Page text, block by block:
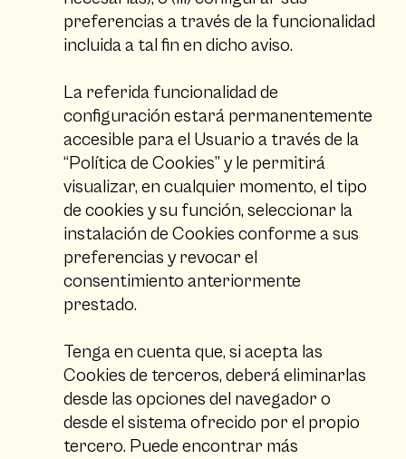
preferencias a través de la funcionalidad
incluida a tal fin en dicho aviso.
La referida funcionalidad de
configuración estará permanentemente
accesible para el Usuario a través de la
“Política de Cookies” y le permitirá
visualizar, en cualquier momento, el tipo
de cookies y su función, seleccionar la
instalación de Cookies conforme a sus
preferencias y revocar el
consentimiento anteriormente
prestado.
Tenga en cuenta que, si acepta las
Cookies de terceros, deberá eliminarlas
desde las opciones del navegador o
desde el sistema ofrecido por el propio
tercero. Puede encontrar más